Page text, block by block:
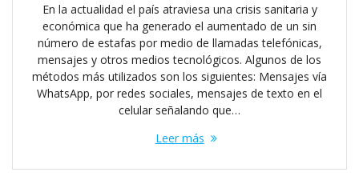
En la actualidad el país atraviesa una crisis sanitaria y
económica que ha generado el aumentado de un sin
número de estafas por medio de llamadas telefónicas,
mensajes y otros medios tecnológicos. Algunos de los
métodos más utilizados son los siguientes: Mensajes vía
WhatsApp, por redes sociales, mensajes de texto en el
celular señalando que…
Leer más